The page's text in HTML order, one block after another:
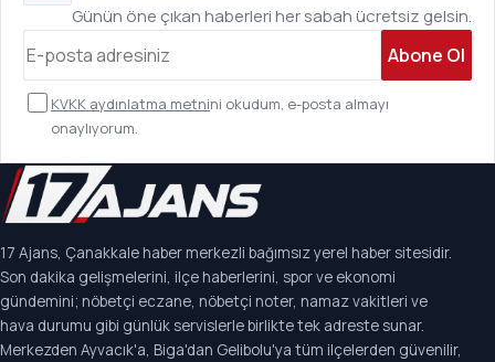
Günün öne çıkan haberleri her sabah ücretsiz gelsin.
Abone Ol
KVKK aydınlatma metnini okudum, e-posta almayı
onaylıyorum.
17 Ajans, Çanakkale haber merkezli bağımsız yerel haber sitesidir.
Son dakika gelişmelerini, ilçe haberlerini, spor ve ekonomi
gündemini; nöbetçi eczane, nöbetçi noter, namaz vakitleri ve
hava durumu gibi günlük servislerle birlikte tek adreste sunar.
Merkezden Ayvacık'a, Biga'dan Gelibolu'ya tüm ilçelerden güvenilir,